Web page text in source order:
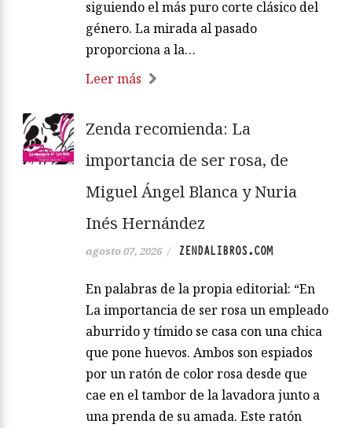
siguiendo el más puro corte clásico del
género. La mirada al pasado
proporciona a la…
Leer más
Zenda recomienda: La
importancia de ser rosa, de
Miguel Ángel Blanca y Nuria
Inés Hernández
agosto 07, 2026 / ZENDALIBROS.COM
En palabras de la propia editorial: “En
La importancia de ser rosa un empleado
aburrido y tímido se casa con una chica
que pone huevos. Ambos son espiados
por un ratón de color rosa desde que
cae en el tambor de la lavadora junto a
una prenda de su amada. Este ratón